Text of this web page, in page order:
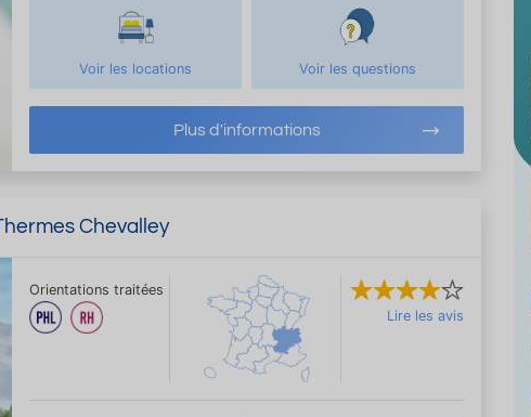
Voir les locations Voir les questions
Plus d'informations
Chevalley
Orientations traitées
Lire les avis